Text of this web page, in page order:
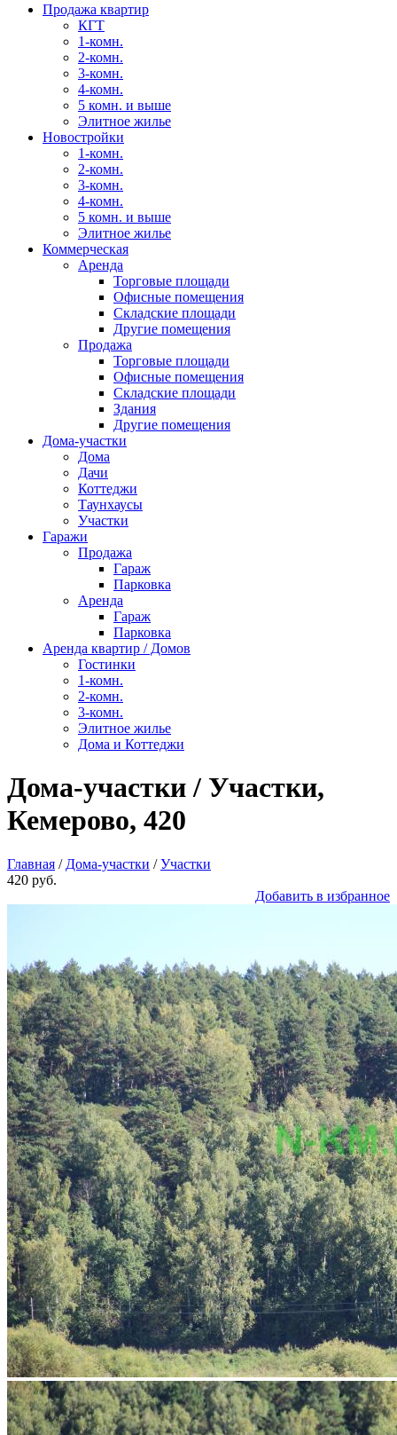
Продажа квартир
КГТ
1-комн.
2-комн.
3-комн.
4-комн.
5 комн. и выше
Элитное жилье
Новостройки
1-комн.
2-комн.
3-комн.
4-комн.
5 комн. и выше
Элитное жилье
Коммерческая
Аренда
Торговые площади
Офисные помещения
Складские площади
Другие помещения
Продажа
Торговые площади
Офисные помещения
Складские площади
Здания
Другие помещения
Дома-участки
Дома
Дачи
Коттеджи
Таунхаусы
Участки
Гаражи
Продажа
Гараж
Парковка
Аренда
Гараж
Парковка
Аренда квартир / Домов
Гостинки
1-комн.
2-комн.
3-комн.
Элитное жилье
Дома и Коттеджи
Дома-участки / Участки,
Кемерово, 420
Главная / Дома-участки /Участки
420 руб.
Добавить в избранное